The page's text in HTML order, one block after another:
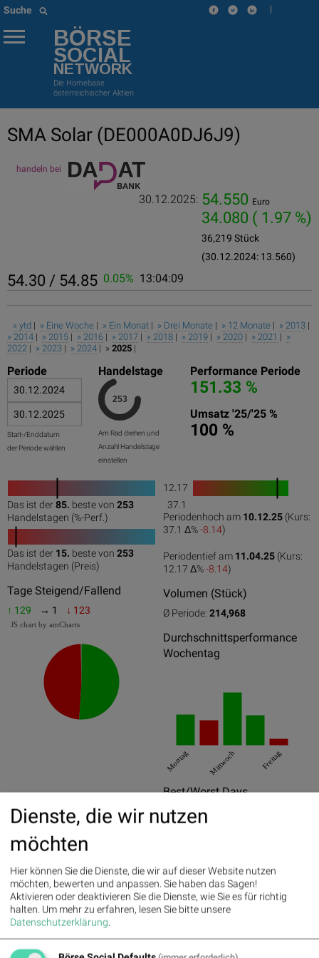
Suche |
BÖRSE
SOCIAL
NETWORK
Die Homebase
österreichischer Aktien
SMA Solar (DE000A0DJ6J9)
handeln bei
30.12.2025: 54.550 Euro
34.080 ( 1.97 %)
36,219 Stück
(30.12.2024: 13.560)
54.30 / 54.85 0.05% 13:04:09
» ytd | » Eine Woche | » Ein Monat | » Drei Monate | » 12 Monate | » 2013 |
» 2014 | » 2015 | » 2016 | » 2017 | » 2018 | » 2019 | » 2020 | » 2021 | »
2022 | » 2023 | » 2024 | » 2025 |
Periode
Start-/Enddatum
der Periode wählen
Handelstage
Am Rad drehen und
Anzahl Handelstage
einstellen
Performance Periode
151.33 %
Umsatz '25/'25 %
100 %
Das ist der85. beste von 253
Handelstagen (%-Perf.)
Das ist der 15. beste von 253
Handelstagen (Preis)
Tage Steigend/Fallend
↑ 129 → 1 ↓ 123
JS chart by amCharts
12.17
0 100
37.1
Periodenhoch am 10.12.25 (Kurs:
37.1 Δ%-8.14)
Periodentief am 11.04.25 (Kurs:
12.17 Δ%-8.14)
Volumen (Stück)
Ø Periode: 214,968
Durchschnittsperformance
Wochentag
Montag Mittwoch Freitag
Best/Worst Days
05.03.2025
02.09.2025 -29.33%
31.03.2025 -15.03%
11.04.2025 -10.97%
Dienste, die wir nutzen
möchten
Hier können Sie die Dienste, die wir auf dieser Website nutzen
möchten, bewerten und anpassen. Sie haben das Sagen!
Aktivieren oder deaktivieren Sie die Dienste, wie Sie es für richtig
halten. Um mehr zu erfahren, lesen Sie bitte unsere
Datenschutzerklärung.